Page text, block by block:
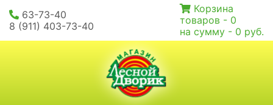
63-73-40
8 (911) 403-73-40
Корзина
товаров - 0
на сумму - 0 руб.